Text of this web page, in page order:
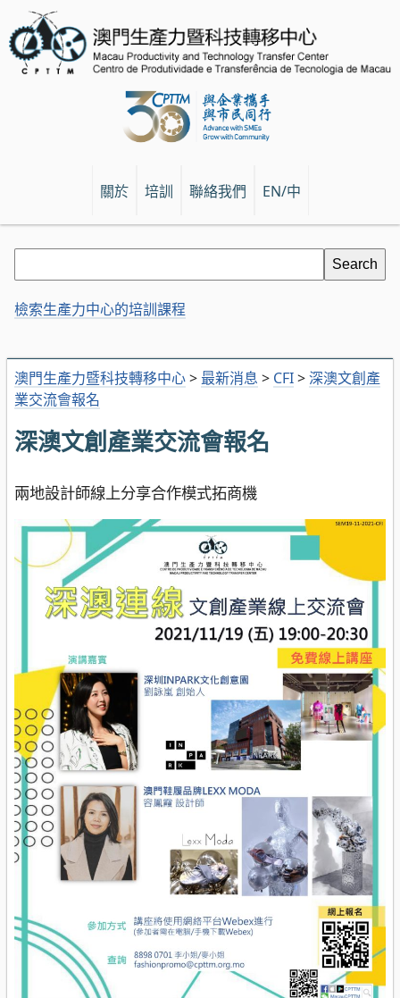
關於 培訓 聯絡我們 EN/中
澳門生產力暨科技轉移中心> 最新消息 > CFI>深澳文創產
業交流會報名
深澳文創產業交流會報名
兩地設計師線上分享合作模式拓商機
檢索生產力中心的培訓課程